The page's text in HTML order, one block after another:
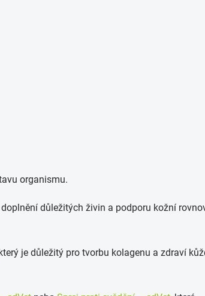
organismu.
důležitých živin a podporu kožní
je důležitý pro tvorbu kolagenu a zdraví